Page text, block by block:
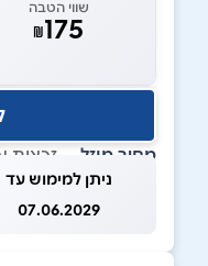
שווי הטבה
₪175
מחיר מוזל — זכאות עד 5 שוברים לחודש
ניתן למימוש עד
07.06.2029